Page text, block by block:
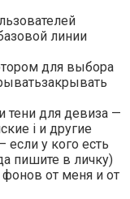
линии
для выбора
тени для девиза —
i и другие
у кого есть
пишите в личку)
от меня и от